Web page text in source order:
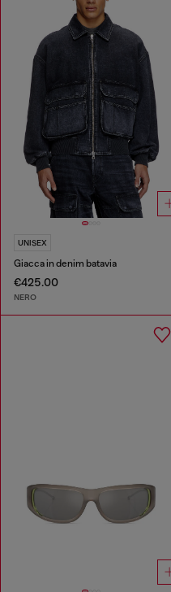
UNISEX
Giacca in denim batavia
€425.00
NERO